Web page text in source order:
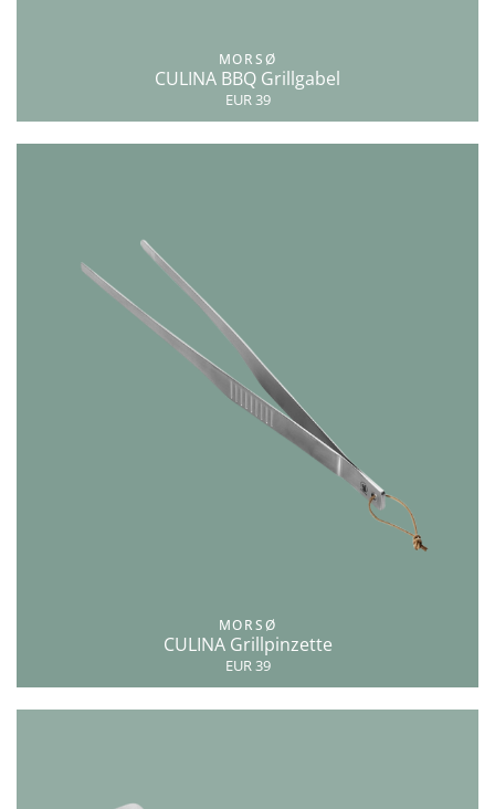
MORSØ
CULINA BBQ Grillgabel
EUR 39
MORSØ
CULINA Grillpinzette
EUR 39